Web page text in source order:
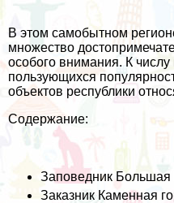
В этом самобытном
множество
особого внимания. К
пользующихся
объектов республики
Содержание:
Заповедник Большая
Заказник Каменная